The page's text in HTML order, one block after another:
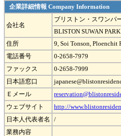
企業詳細情報 Company Information
会社名
ブリストン・スワンパ
BLISTON SUWAN
住所
9, Soi Tonson, Ploenchit
電話番号
0-2658-7979
ファックス
0-2658-7999
日本語窓口
Ｅメール
ウェブサイト
http://
日本人代表者名
/
業務内容